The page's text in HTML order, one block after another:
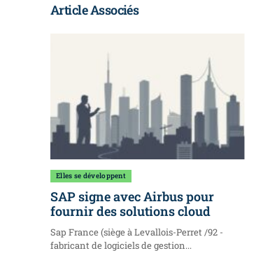
Article Associés
Elles se développent
SAP signe avec Airbus pour
fournir des solutions cloud
Sap France (siège à Levallois-Perret /92 -
fabricant de logiciels de gestion...